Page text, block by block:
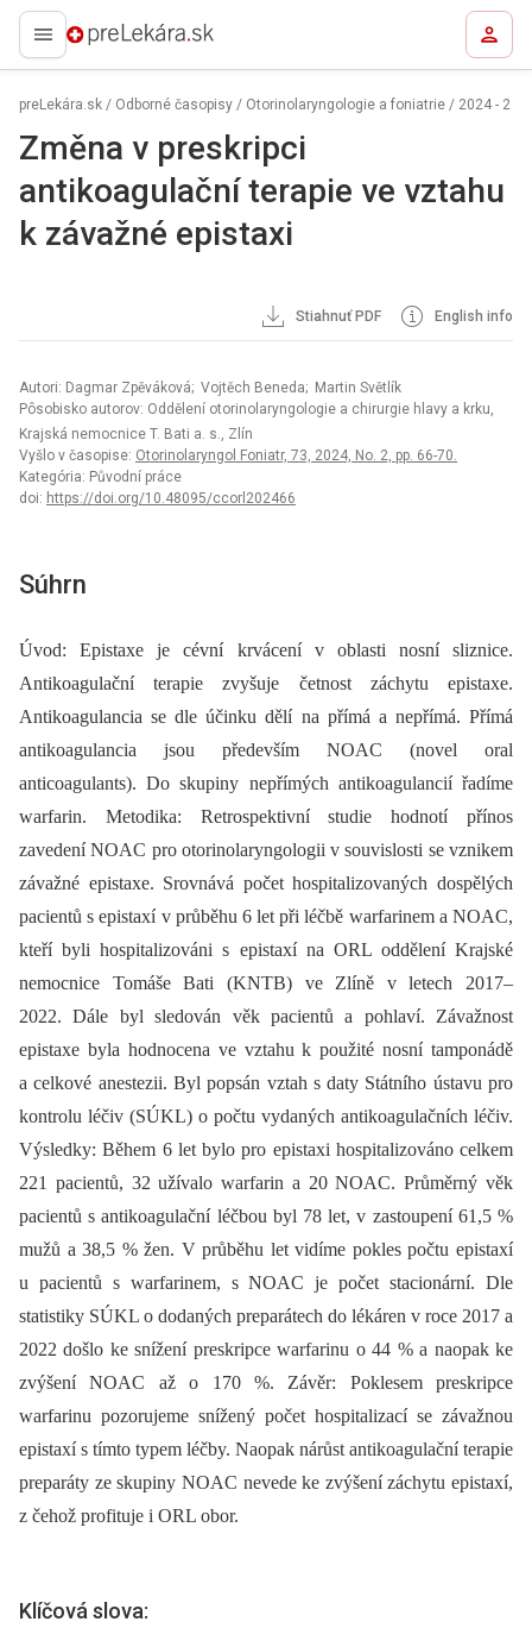
preLekára.sk
preLekára.sk / Odborné časopisy / Otorinolaryngologie a foniatrie / 2024 - 2
Změna v preskripci
antikoagulační terapie ve vztahu
k závažné epistaxi
Stiahnuť PDF English info
Autori: Dagmar Zpěváková; Vojtěch Beneda; Martin Světlík
Pôsobisko autorov: Oddělení otorinolaryngologie a chirurgie hlavy a krku,
Krajská nemocnice T. Bati a. s., Zlín
Vyšlo v časopise: Otorinolaryngol Foniatr, 73, 2024, No. 2, pp. 66-70.
Kategória: Původní práce
doi: https://doi.org/10.48095/ccorl202466
Súhrn
Úvod: Epistaxe je cévní krvácení v oblasti nosní sliznice.
Antikoagulační terapie zvyšuje četnost záchytu epistaxe.
Antikoagulancia se dle účinku dělí na přímá a nepřímá. Přímá
antikoagulancia jsou především NOAC (novel oral
anticoagulants). Do skupiny nepřímých antikoagulancií řadíme
warfarin. Metodika: Retrospektivní studie hodnotí přínos
zavedení NOAC pro otorinolaryngologii v souvislosti se vznikem
závažné epistaxe. Srovnává počet hospitalizovaných dospělých
pacientů s epistaxí v průběhu 6 let při léčbě warfarinem a NOAC,
kteří byli hospitalizováni s epistaxí na ORL oddělení Krajské
nemocnice Tomáše Bati (KNTB) ve Zlíně v letech 2017–
2022. Dále byl sledován věk pacientů a pohlaví. Závažnost
epistaxe byla hodnocena ve vztahu k použité nosní tamponádě
a celkové anestezii. Byl popsán vztah s daty Státního ústavu pro
kontrolu léčiv (SÚKL) o počtu vydaných antikoagulačních léčiv.
Výsledky: Během 6 let bylo pro epistaxi hospitalizováno celkem
221 pacientů, 32 užívalo warfarin a 20 NOAC. Průměrný věk
pacientů s antikoagulační léčbou byl 78 let, v zastoupení 61,5 %
mužů a 38,5 % žen. V průběhu let vidíme pokles počtu epistaxí
u pacientů s warfarinem, s NOAC je počet stacionární. Dle
statistiky SÚKL o dodaných preparátech do lékáren v roce 2017 a
2022 došlo ke snížení preskripce warfarinu o 44 % a naopak ke
zvýšení NOAC až o 170 %. Závěr: Poklesem preskripce
warfarinu pozorujeme snížený počet hospitalizací se závažnou
epistaxí s tímto typem léčby. Naopak nárůst antikoagulační terapie
preparáty ze skupiny NOAC nevede ke zvýšení záchytu epistaxí,
z čehož profituje i ORL obor.
Klíčová slova: